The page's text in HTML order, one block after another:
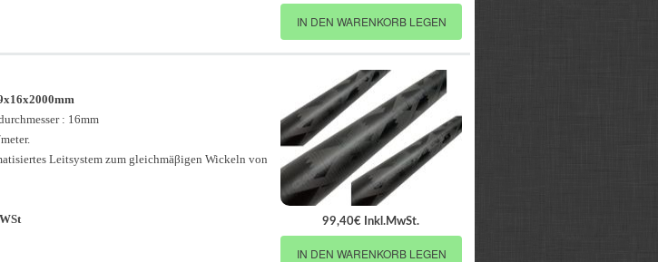
IN DEN WARENKORB LEGEN
: 16mm
Leitsystem zum gleichmäβigen Wickeln von
99,40€ Inkl.MwSt.
IN DEN WARENKORB LEGEN